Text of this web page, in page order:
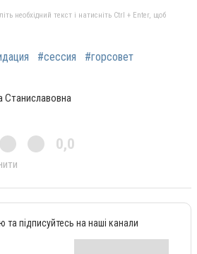
необхідний текст і натисніть Ctrl + Enter, щоб
#сессия #горсовет
Станиславовна
0,0
та підписуйтесь на наші канали